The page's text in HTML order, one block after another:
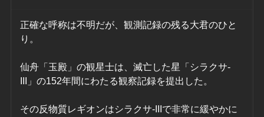
正確な呼称は不明だが、観測記録の残る大君のひと
り。
仙舟「玉殿」の観星士は、滅亡した星「シラクサ-
III」の152年間にわたる観察記録を提出した。
その反物質レギオンはシラクサ-IIIで非常に緩やかに